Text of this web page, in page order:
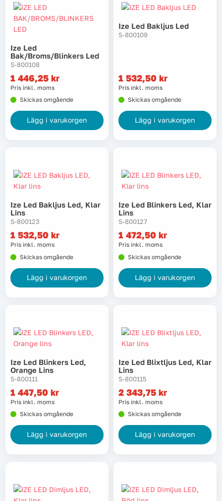
Ize Led
Bak/broms/blinkers Led
S-800108
1 446,25 kr
Pris inkl. moms
Skickas omgående
Lägg i varukorgen
Ize Led Bakljus Led
S-800109
1 532,50 kr
Pris inkl. moms
Skickas omgående
Lägg i varukorgen
Ize Led Bakljus Led, Klar
Lins
S-800123
1 532,50 kr
Pris inkl. moms
Skickas omgående
Lägg i varukorgen
Ize Led Blinkers Led, Klar
Lins
S-800127
1 472,50 kr
Pris inkl. moms
Skickas omgående
Lägg i varukorgen
Ize Led Blinkers Led,
Orange Lins
S-800111
1 447,50 kr
Pris inkl. moms
Skickas omgående
Lägg i varukorgen
Ize Led Blixtljus Led, Klar
Lins
S-800115
2 343,75 kr
Pris inkl. moms
Skickas omgående
Lägg i varukorgen